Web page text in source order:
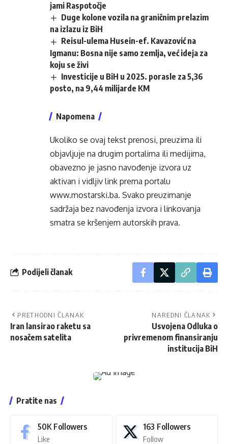
jami Raspotočje
Duge kolone vozila na graničnim prelazim
na izlazu iz BiH
Reisul-ulema Husein-ef. Kavazović na
Igmanu: Bosna nije samo zemlja, već ideja za
koju se živi
Investicije u BiH u 2025. porasle za 5,36
posto, na 9,44 milijarde KM
Napomena
Ukoliko se ovaj tekst prenosi, preuzima ili
objavljuje na drugim portalima ili medijima,
obavezno je jasno navođenje izvora uz
aktivan i vidljiv link prema portalu
www.mostarski.ba. Svako preuzimanje
sadržaja bez navođenja izvora i linkovanja
smatra se kršenjem autorskih prava.
Podijeli članak
PRETHODNI ČLANAK
Iran lansirao raketu sa
nosačem satelita
NAREDNI ČLANAK
Usvojena Odluka o
privremenom finansiranju
institucija BiH
Pratite nas
50K Followers
Like
163 Followers
Follow